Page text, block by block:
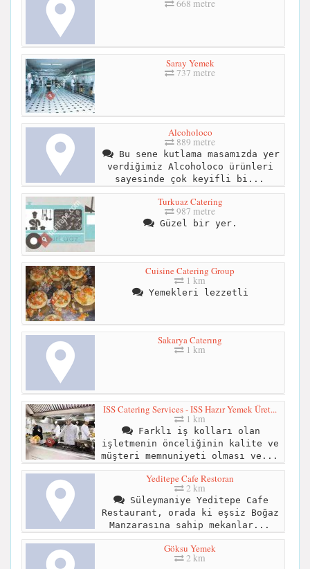
668 metre
Saray Yemek
737 metre
Alcoholoco
889 metre
Bu sene kutlama masamızda yer
verdiğimiz Alcoholoco ürünleri
sayesinde çok keyifli bi...
Turkuaz Catering
987 metre
Güzel bir yer.
Cuisine Catering Group
1 km
Yemekleri lezzetli
Sakarya Caterıng
1 km
ISS Catering Services - ISS Hazır Yemek Üret...
1 km
Farklı iş kolları olan
işletmenin önceliğinin kalite ve
müşteri memnuniyeti olması ve...
Yeditepe Cafe Restoran
2 km
Süleymaniye Yeditepe Cafe
Restaurant, orada ki eşsiz Boğaz
Manzarasına sahip mekanlar...
Göksu Yemek
2 km